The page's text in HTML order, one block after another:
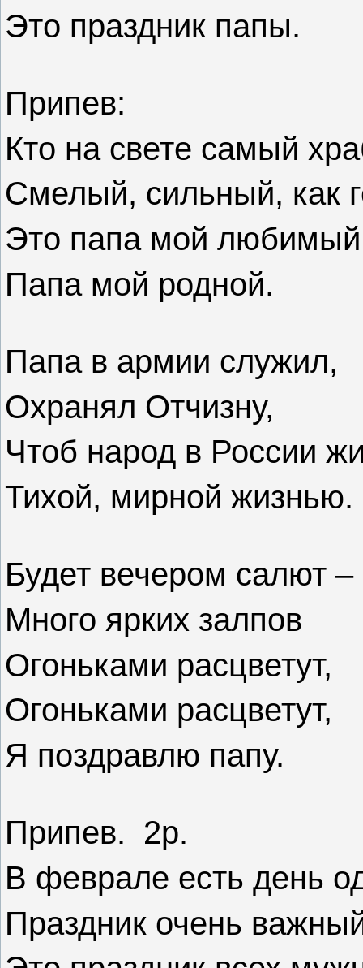
Это праздник папы.
Припев:
Кто на свете самый
Смелый, сильный, как
Это папа мой
Папа мой родной.
Папа в армии служил,
Охранял Отчизну,
Чтоб народ в России
Тихой, мирной жизнью.
Будет вечером салют –
Много ярких залпов
Огоньками расцветут,
Огоньками расцветут,
Я поздравлю папу.
Припев. 2р.
В феврале есть день
Праздник очень